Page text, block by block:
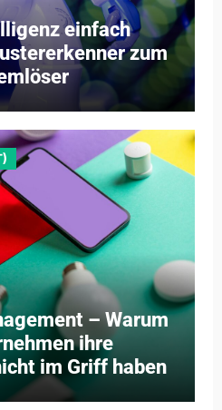
einfach
zum
– Warum
ihre
im Griff haben